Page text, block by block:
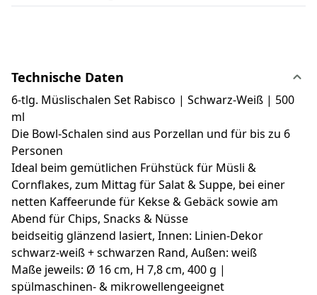
Technische Daten
6-tlg. Müslischalen Set Rabisco | Schwarz-Weiß | 500
ml
Die Bowl-Schalen sind aus Porzellan und für bis zu 6
Personen
Ideal beim gemütlichen Frühstück für Müsli &
Cornflakes, zum Mittag für Salat & Suppe, bei einer
netten Kaffeerunde für Kekse & Gebäck sowie am
Abend für Chips, Snacks & Nüsse
beidseitig glänzend lasiert, Innen: Linien-Dekor
schwarz-weiß + schwarzen Rand, Außen: weiß
Maße jeweils: Ø 16 cm, H 7,8 cm, 400 g |
spülmaschinen- & mikrowellengeeignet